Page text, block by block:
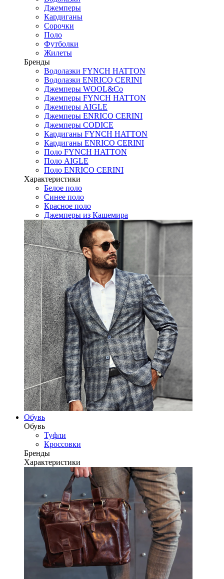
Джемперы
Кардиганы
Сорочки
Поло
Футболки
Жилеты
Бренды
Водолазки FYNCH HATTON
Водолазки ENRICO CERINI
Джемперы WOOL&Co
Джемперы FYNCH HATTON
Джемперы AIGLE
Джемперы ENRICO CERINI
Джемперы CODICE
Кардиганы FYNCH HATTON
Кардиганы ENRICO CERINI
Поло FYNCH HATTON
Поло AIGLE
Поло ENRICO CERINI
Характеристики
Белое поло
Синее поло
Красное поло
Джемперы из Кашемира
Обувь
Обувь
Туфли
Кроссовки
Бренды
Характеристики